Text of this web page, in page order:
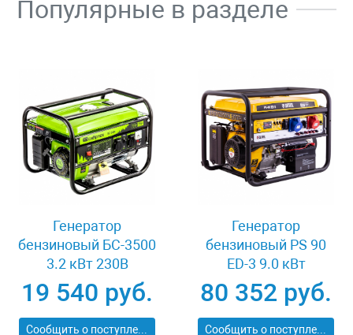
Популярные в разделе
Генератор
бензиновый БС-3500
3.2 кВт 230В
четырехтактный 15 л
ручной стартер
Сибртех 94544
19 540 руб.
Сообщить о поступлении
Генератор
бензиновый PS 90
ED-3 9.0 кВт
переключение
режима 230 В/400 В
25 л электростартер
80 352 руб.
Сообщить о поступлении